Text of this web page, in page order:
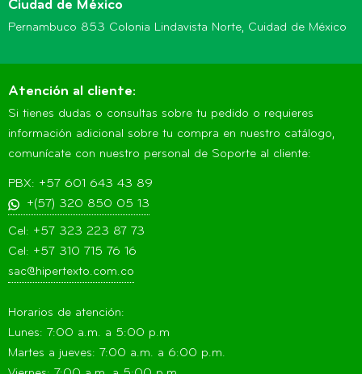
Ciudad de México
Pernambuco 853 Colonia Lindavista Norte, Cuidad de México
Atención al cliente:
Si tienes dudas o consultas sobre tu pedido o requieres
información adicional sobre tu compra en nuestro catálogo,
comunícate con nuestro personal de Soporte al cliente:
PBX: +57 601 643 43 89
+(57) 320 850 05 13
Cel: +57 323 223 87 73
Cel: +57 310 715 76 16
sac@hipertexto.com.co
Horarios de atención:
Lunes: 7:00 a.m. a 5:00 p.m
Martes a jueves: 7:00 a.m. a 6:00 p.m.